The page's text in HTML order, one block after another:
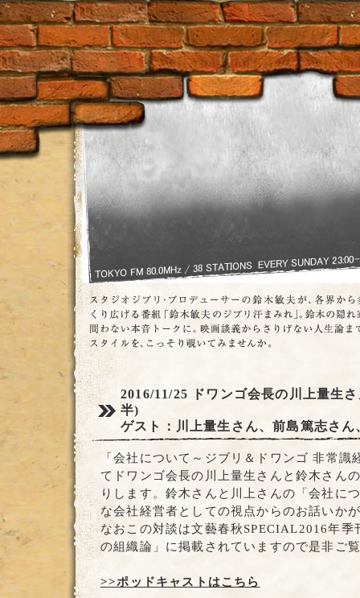
2016/11/25 ドワンゴ会長の川上量生
半)
ゲスト：川上量生さん、前島篤志さ
「会社について～ジブリ＆ドワンゴ 非常識
てドワンゴ会長の川上量生さんと鈴木さん
りします。鈴木さんと川上さんの「会社に
な会社経営者としての視点からのお話いか
なおこの対談は文藝春秋SPECIAL2016年季
の組織論」に掲載されていますので是非ご
>>ポッドキャストはこちら